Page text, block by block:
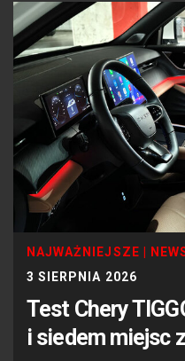
NAJWAŻNIEJSZE |
3 SIERPNIA 2026
Test Chery
i siedem miejsc